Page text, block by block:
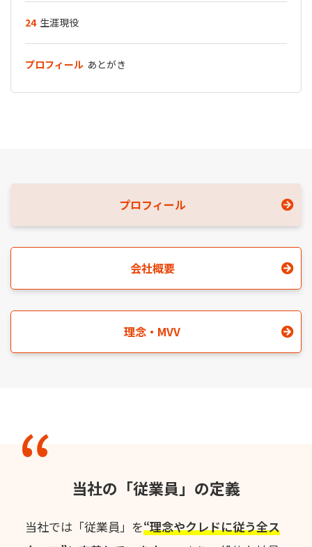
24 生涯現役
プロフィール あとがき
プロフィール
会社概要
理念・MVV
当社の「従業員」の定義
当社では「従業員」を“理念やクレドに従う全ス